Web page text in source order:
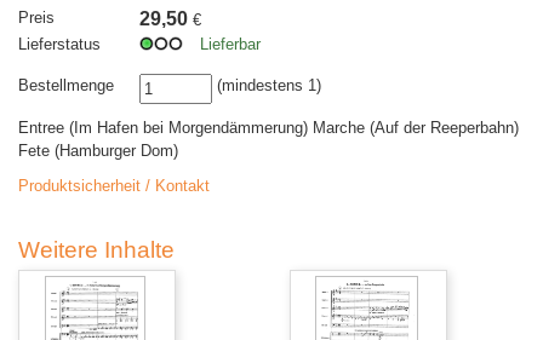
Preis
29,50 €
Lieferstatus
Lieferbar
Bestellmenge (mindestens 1)
Entree (Im Hafen bei Morgendämmerung) Marche (Auf der Reeperbahn)
Fete (Hamburger Dom)
Produktsicherheit / Kontakt
Weitere Inhalte